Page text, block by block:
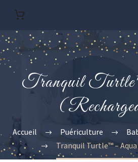
Tranquil
Accueil Puériculture
Tranquil Turtle™ –